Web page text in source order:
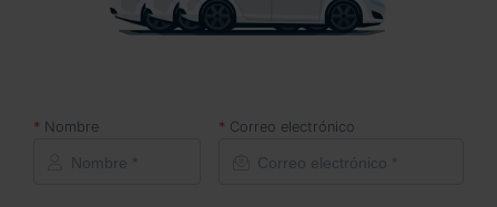
Nombre Correo electrónico